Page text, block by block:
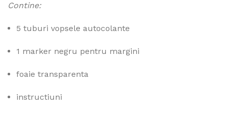
Contine:
5 tuburi vopsele autocolante
1 marker negru pentru margini
foaie transparenta
instructiuni